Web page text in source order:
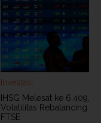
Investasi
IHSG Melesat ke 6.409,
Volatilitas Rebalancing
FTSE